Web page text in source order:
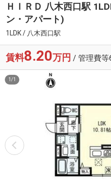
ＨＩＲＤ 八木西口駅
ン・アパート)
1LDK / 八木西口駅
賃料8.20万円 / 管理費等
1 /1